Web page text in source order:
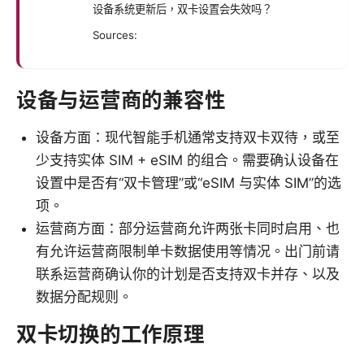
设备系统更新后，双卡设置会失效吗？
Sources:
设备与运营商的兼容性
设备方面：现代智能手机通常支持双卡双待，或至
少支持实体 SIM + eSIM 的组合。需要确认设备在
设置中是否有“双卡管理”或“eSIM 与实体 SIM”的选
项。
运营商方面：部分运营商允许两张卡同时启用、也
有允许运营商限制单卡数据使用等情况。出门前请
联系运营商确认你的计划是否支持双卡并存、以及
数据分配规则。
双卡切换的工作原理